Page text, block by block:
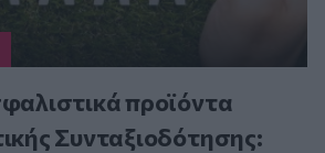
προϊόντα
Συνταξιοδότησης: